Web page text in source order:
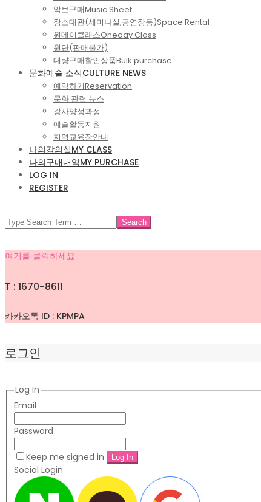
악보구매Music Sheet
장소대관(세미나실,공연장등)Space Rental
원데이클래스Oneday Class
원단(판매불가)
대량구매할인상품Bulk purchase.
문화예술 소식CULTURE NEWS
예약하기Reservation
문화 관련 뉴스
강사양성과정
예술활동지원
지역교육장안내
나의강의실MY CLASS
나의구매내역MY PURCHASE
LOG IN
REGISTER
SEARCH
여기를 클릭하세요
T : 1670-8611
카카오톡 ID : KPMPA
로그인
Log In
Email
Password
Keep me signed in
Social Login